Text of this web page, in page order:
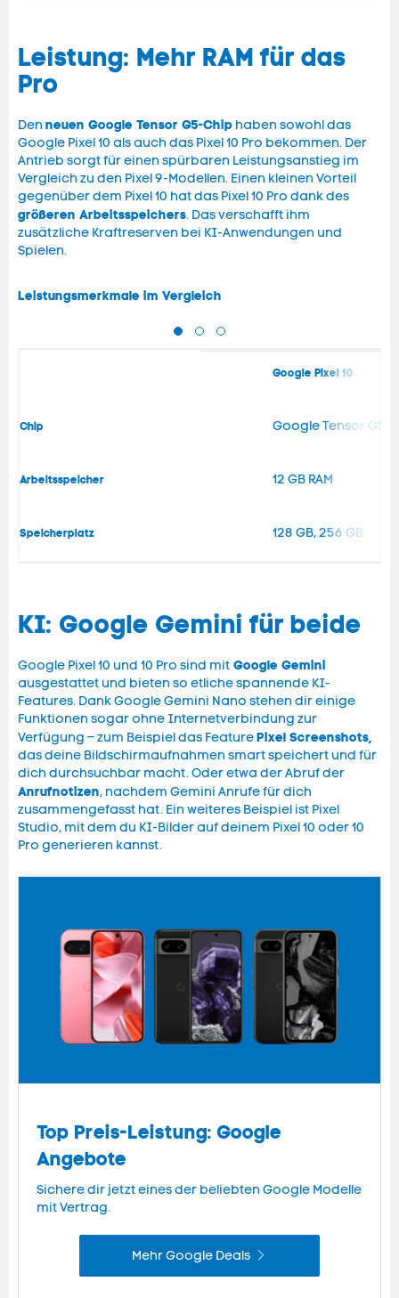
Leistung: Mehr RAM für das
Pro
Den neuen Google Tensor G5-Chip haben sowohl das
Google Pixel 10 als auch das Pixel 10 Pro bekommen. Der
Antrieb sorgt für einen spürbaren Leistungsanstieg im
Vergleich zu den Pixel 9-Modellen. Einen kleinen Vorteil
gegenüber dem Pixel 10 hat das Pixel 10 Pro dank des
größeren Arbeitsspeichers. Das verschafft ihm
zusätzliche Kraftreserven bei KI-Anwendungen und
Spielen.
Leistungsmerkmale im Vergleich
Google Pixel 10
Chip Google Tensor G5
Arbeitsspeicher 12 GB RAM
Speicherplatz 128 GB, 256 GB
KI: Google Gemini für beide
Google Pixel 10 und 10 Pro sind mit Google Gemini
ausgestattet und bieten so etliche spannende KI-
Features. Dank Google Gemini Nano stehen dir einige
Funktionen sogar ohne Internetverbindung zur
Verfügung – zum Beispiel das FeaturePixel Screenshots,
das deine Bildschirmaufnahmen smart speichert und für
dich durchsuchbar macht. Oder etwa der Abruf der
Anrufnotizen, nachdem Gemini Anrufe für dich
zusammengefasst hat. Ein weiteres Beispiel ist Pixel
Studio, mit dem du KI-Bilder auf deinem Pixel 10 oder 10
Pro generieren kannst.
Top Preis-Leistung: Google
Angebote
Sichere dir jetzt eines der beliebten Google Modelle
mit Vertrag.
Mehr Google Deals